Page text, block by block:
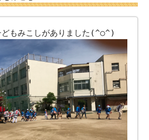
どもみこしがありました(^○^)